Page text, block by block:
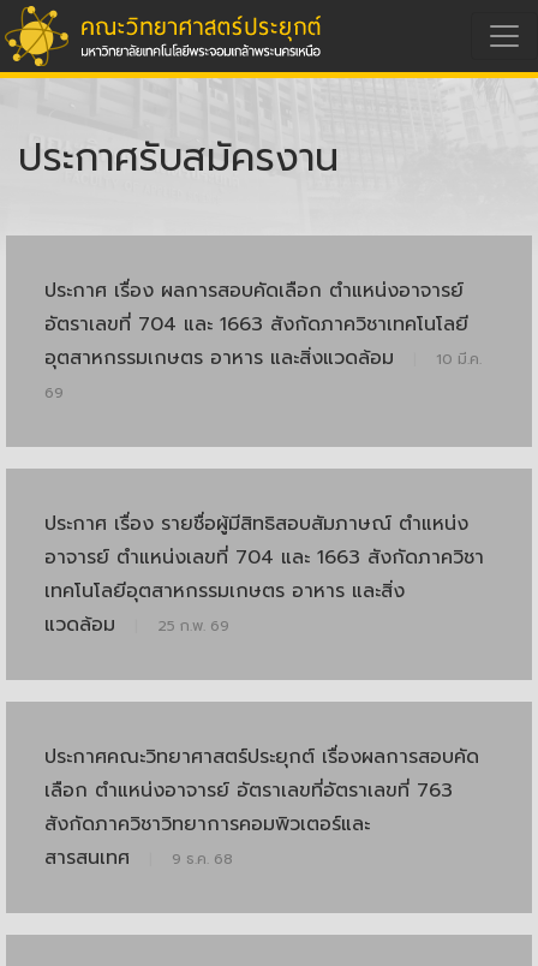
ประกาศรับสมัครงาน
ประกาศ เรื่อง ผลการสอบคัดเลือก ตำแหน่งอาจารย์
อัตราเลขที่ 704 และ 1663 สังกัดภาควิชาเทคโนโลยี
อุตสาหกรรมเกษตร อาหาร และสิ่งแวดล้อม
10 มี.ค.
69
ประกาศ เรื่อง รายชื่อผู้มีสิทธิสอบสัมภาษณ์ ตำแหน่ง
อาจารย์ ตำแหน่งเลขที่ 704 และ 1663 สังกัดภาควิชา
เทคโนโลยีอุตสาหกรรมเกษตร อาหาร และสิ่ง
แวดล้อม
25 ก.พ. 69
ประกาศคณะวิทยาศาสตร์ประยุกต์ เรื่องผลการสอบคัด
เลือก ตำแหน่งอาจารย์ อัตราเลขที่อัตราเลขที่ 763
สังกัดภาควิชาวิทยาการคอมพิวเตอร์และ
สารสนเทศ
9 ธ.ค. 68